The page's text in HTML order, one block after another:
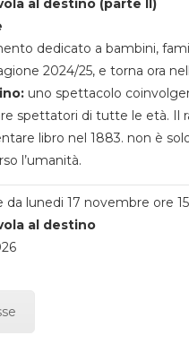
al destino (parte II)
dedicato a bambini,
2024/25, e torna ora
uno spettacolo
spettatori di tutte le età. Il
libro nel 1883. non è
l’umanità.
lunedi 17 novembre ore
al destino